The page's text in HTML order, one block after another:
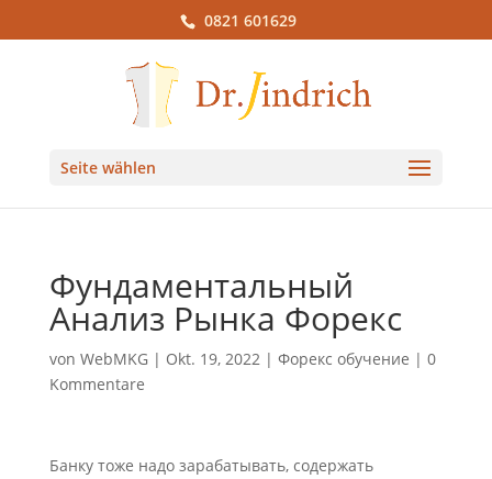
0821 601629
Seite wählen
Фундаментальный
Анализ Рынка Форекс
von WebMKG| Okt. 19, 2022| Форекс обучение | 0
Kommentare
Банку тоже надо зарабатывать, содержать